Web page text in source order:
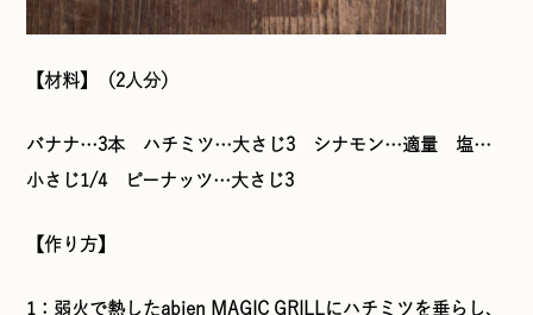
【材料】（2人分）
バナナ…3本 ハチミツ…大さじ3 シナモン…適量 塩…
小さじ1/4 ピーナッツ…大さじ3
【作り方】
1：弱火で熱したabien MAGIC GRILLにハチミツを垂らし、